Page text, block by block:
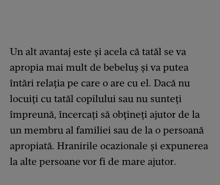
Un alt avantaj este și acela că tatăl se va
apropia mai mult de bebeluș și va putea
întări relația pe care o are cu el. Dacă nu
locuiți cu tatăl copilului sau nu sunteți
împreună, încercați să obțineți ajutor de la
un membru al familiei sau de la o persoană
apropiată. Hranirile ocazionale și expunerea
la alte persoane vor fi de mare ajutor.